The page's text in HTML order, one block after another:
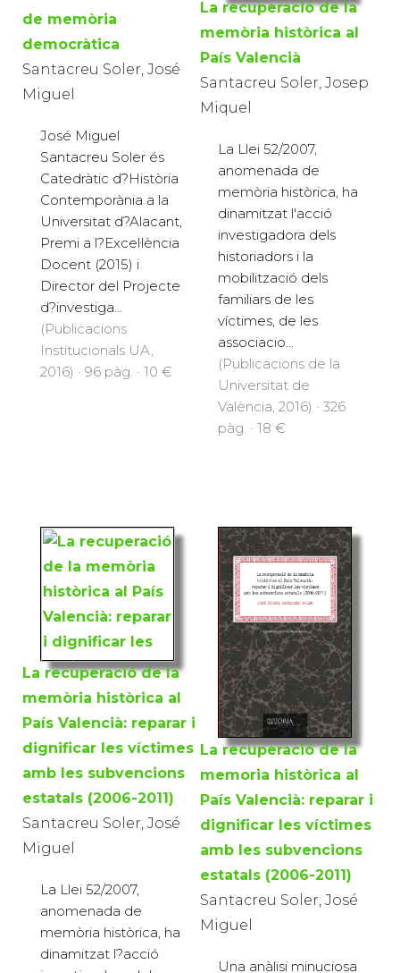
de memòria
democràtica
Santacreu Soler, José
Miguel
José Miguel
Santacreu Soler és
Catedràtic d?Història
Contemporània a la
Universitat d?Alacant,
Premi a l?Excel·lència
Docent (2015) i
Director del Projecte
d?investiga...
(Publicacions
Institucionals UA,
2016) · 96 pàg. · 10 €
La recuperació de la
memòria històrica al
País Valencià
Santacreu Soler, Josep
Miquel
La Llei 52/2007,
anomenada de
memòria històrica, ha
dinamitzat l'acció
investigadora dels
historiadors i la
mobilització dels
familiars de les
víctimes, de les
associacio...
(Publicacions de la
Universitat de
València, 2016) · 326
pàg. · 18 €
La recuperació de la
memòria històrica al
País Valencià: reparar i
dignificar les víctimes
amb les subvencions
estatals (2006-2011)
Santacreu Soler, José
Miguel
La Llei 52/2007,
anomenada de
memòria històrica, ha
dinamitzat l?acció
La recuperació de la
memoria històrica al
País Valencià: reparar i
dignificar les víctimes
amb les subvencions
estatals (2006-2011)
Santacreu Soler, José
Miguel
Una anàlisi minuciosa